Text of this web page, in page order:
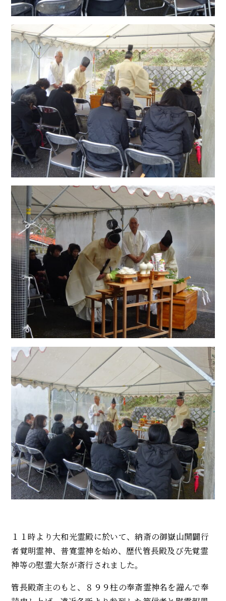
１１時より大和光霊殿に於いて、納斎の御嶽山開闢行
者覚明霊神、普寛霊神を始め、歴代管長殿及び先覚霊
神等の慰霊大祭が斎行されました。
管長殿斎主のもと、８９９柱の奉斎霊神名を謹んで奉